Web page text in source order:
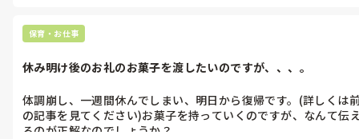
保育・お仕事
休み明け後のお礼のお菓子を渡したいのですが、、、。
体調崩し、一週間休んでしまい、明日から復帰です。(詳しくは
の記事を見てください)お菓子を持っていくのですが、なんて伝
るのが正解なのでしょうか？